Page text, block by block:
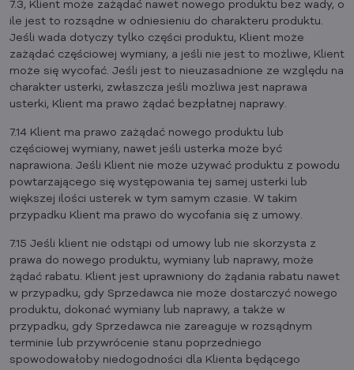
7.3, Klient może zażądać nawet nowego produktu bez wady, o
ile jest to rozsądne w odniesieniu do charakteru produktu.
Jeśli wada dotyczy tylko części produktu, Klient może
zażądać częściowej wymiany, a jeśli nie jest to możliwe, Klient
może się wycofać. Jeśli jest to nieuzasadnione ze względu na
charakter usterki, zwłaszcza jeśli możliwa jest naprawa
usterki, Klient ma prawo żądać bezpłatnej naprawy.
7.14 Klient ma prawo zażądać nowego produktu lub
częściowej wymiany, nawet jeśli usterka może być
naprawiona. Jeśli Klient nie może używać produktu z powodu
powtarzającego się występowania tej samej usterki lub
większej ilości usterek w tym samym czasie. W takim
przypadku Klient ma prawo do wycofania się z umowy.
7.15 Jeśli klient nie odstąpi od umowy lub nie skorzysta z
prawa do nowego produktu, wymiany lub naprawy, może
żądać rabatu. Klient jest uprawniony do żądania rabatu nawet
w przypadku, gdy Sprzedawca nie może dostarczyć nowego
produktu, dokonać wymiany lub naprawy, a także w
przypadku, gdy Sprzedawca nie zareaguje w rozsądnym
terminie lub przywrócenie stanu poprzedniego
spowodowałoby niedogodności dla Klienta będącego